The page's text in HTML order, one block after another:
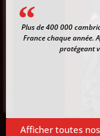
Plus de 400 000
France chaque année.
protégeant
Afficher toutes